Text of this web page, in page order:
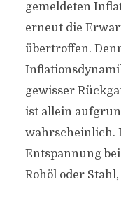
gemeldeten
erneut die
übertroffen.
gewisser
ist allein
wahrscheinlich.
Entspannung
Rohöl oder